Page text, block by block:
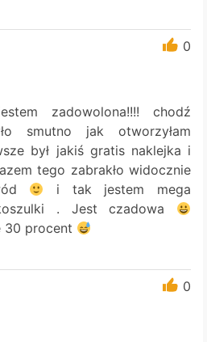
0
zadowolona!!!! chodź
smutno jak otworzyłam
był jakiś gratis naklejka i
tego zabrakło widocznie
i tak jestem mega
. Jest czadowa
30 procent
0